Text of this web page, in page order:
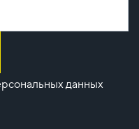
данных